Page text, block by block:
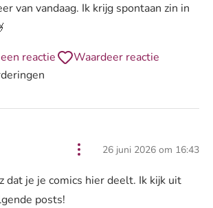
van vandaag. Ik krijg spontaan zin in
reactie
Waardeer reactie
26 juni 2026 om 16:43
dat je je comics hier deelt. Ik kijk uit
posts!